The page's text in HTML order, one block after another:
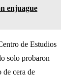
enjuague
de Estudios
solo probaron
de cera de